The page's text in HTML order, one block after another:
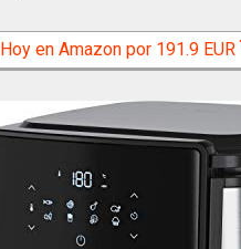
Hoy en Amazon por 191.9 EUR